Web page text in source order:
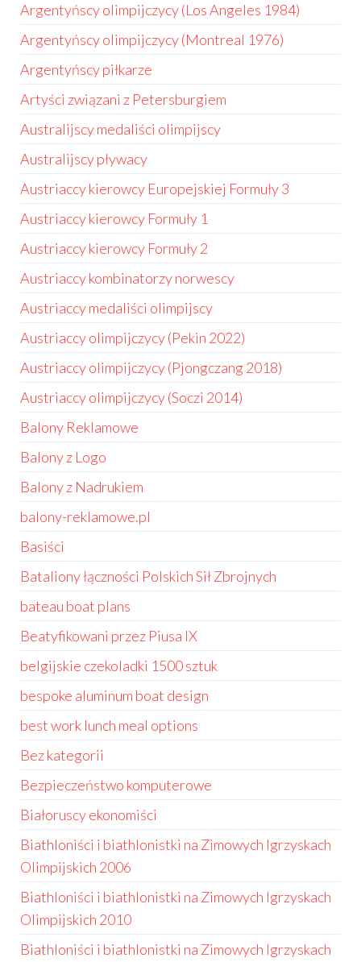
Argentyńscy olimpijczycy (Los Angeles 1984)
Argentyńscy olimpijczycy (Montreal 1976)
Argentyńscy piłkarze
Artyści związani z Petersburgiem
Australijscy medaliści olimpijscy
Australijscy pływacy
Austriaccy kierowcy Europejskiej Formuły 3
Austriaccy kierowcy Formuły 1
Austriaccy kierowcy Formuły 2
Austriaccy kombinatorzy norwescy
Austriaccy medaliści olimpijscy
Austriaccy olimpijczycy (Pekin 2022)
Austriaccy olimpijczycy (Pjongczang 2018)
Austriaccy olimpijczycy (Soczi 2014)
Balony Reklamowe
Balony z Logo
Balony z Nadrukiem
balony-reklamowe.pl
Basiści
Bataliony łączności Polskich Sił Zbrojnych
bateau boat plans
Beatyfikowani przez Piusa IX
belgijskie czekoladki 1500 sztuk
bespoke aluminum boat design
best work lunch meal options
Bez kategorii
Bezpieczeństwo komputerowe
Białoruscy ekonomiści
Biathloniści i biathlonistki na Zimowych Igrzyskach
Olimpijskich 2006
Biathloniści i biathlonistki na Zimowych Igrzyskach
Olimpijskich 2010
Biathloniści i biathlonistki na Zimowych Igrzyskach